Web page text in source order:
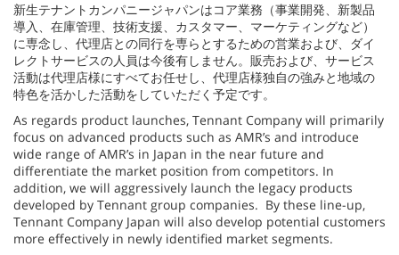
新生テナントカンパニージャパンはコア業務（事業開発、新製品
導入、在庫管理、技術支援、カスタマー、マーケティングなど）
に専念し、代理店との同行を専らとするための営業および、ダイ
レクトサービスの人員は今後有しません。販売および、サービス
活動は代理店様にすべてお任せし、代理店様独自の強みと地域の
特色を活かした活動をしていただく予定です。
As regards product launches, Tennant Company will primarily
focus on advanced products such as AMR’s and introduce
wide range of AMR’s in Japan in the near future and
differentiate the market position from competitors. In
addition, we will aggressively launch the legacy products
developed by Tennant group companies. By these line-up,
Tennant Company Japan will also develop potential customers
more effectively in newly identified market segments.